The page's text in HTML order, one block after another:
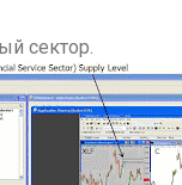
сектор.